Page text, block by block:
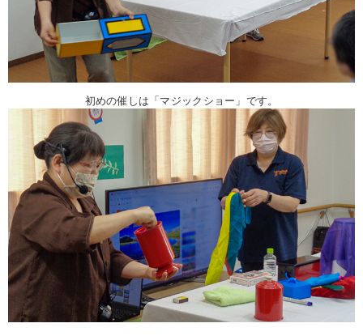
初めの催しは「マジックショー」です。